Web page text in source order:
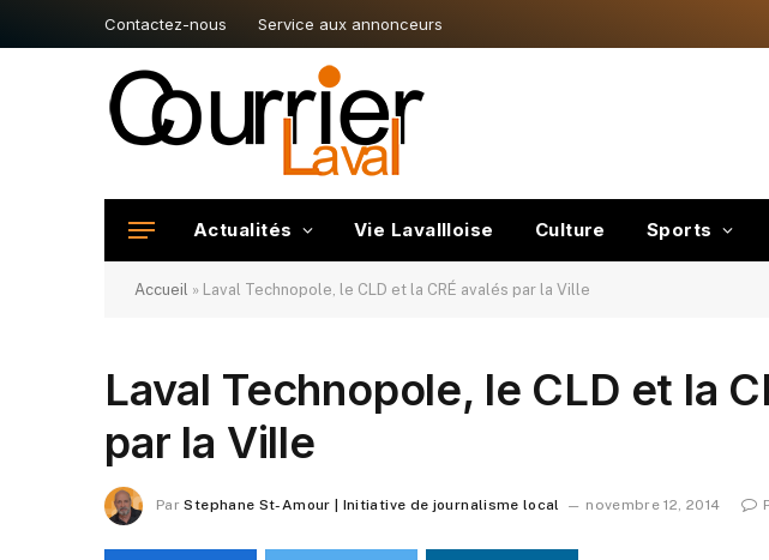
Contactez-nous Service aux annonceurs
Actualités Vie Lavallloise Culture Sports
Accueil » Laval Technopole, le CLD et la CRÉ avalés par la Ville
Laval Technopole, le CLD et la
par la Ville
Par Stephane St-Amour | Initiative de journalisme local novembre 12, 2014